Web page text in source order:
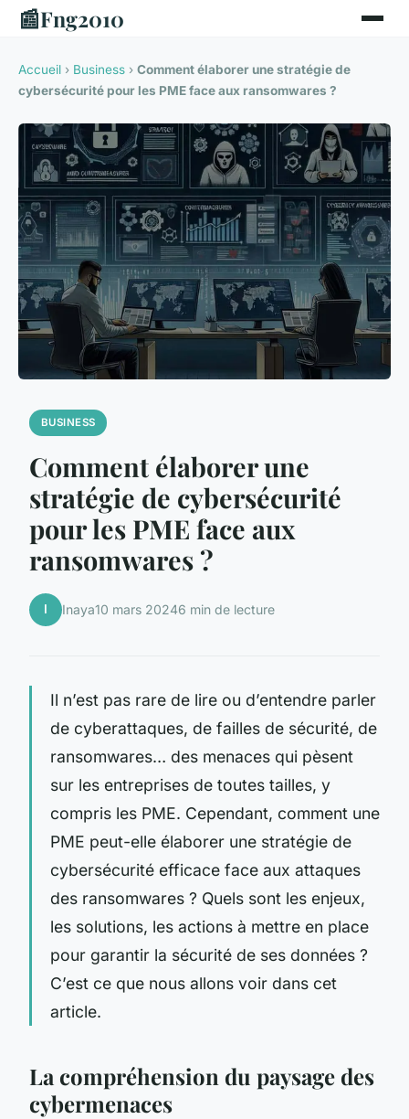
📰Fng2010
Accueil › Business › Comment élaborer une stratégie de
cybersécurité pour les PME face aux ransomwares ?
BUSINESS
Comment élaborer une
stratégie de cybersécurité
pour les PME face aux
ransomwares ?
I Inaya10 mars 20246 min de lecture
Il n’est pas rare de lire ou d’entendre parler
de cyberattaques, de failles de sécurité, de
ransomwares… des menaces qui pèsent
sur les entreprises de toutes tailles, y
compris les PME. Cependant, comment une
PME peut-elle élaborer une stratégie de
cybersécurité efficace face aux attaques
des ransomwares ? Quels sont les enjeux,
les solutions, les actions à mettre en place
pour garantir la sécurité de ses données ?
C’est ce que nous allons voir dans cet
article.
La compréhension du paysage des
cybermenaces